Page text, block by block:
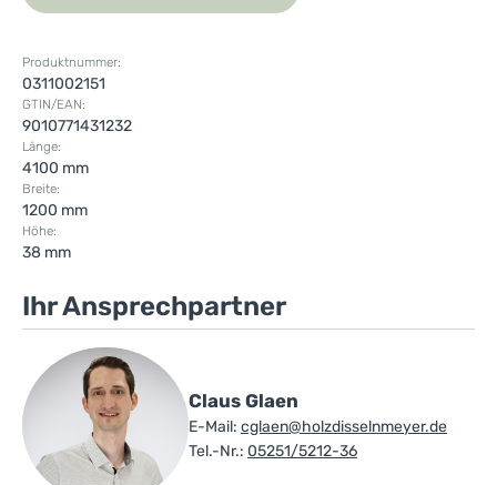
Produktnummer:
0311002151
GTIN/EAN:
9010771431232
Länge:
4100 mm
Breite:
1200 mm
Höhe:
38 mm
Ihr Ansprechpartner
Claus Glaen
E-Mail: cglaen@holzdisselnmeyer.de
Tel.-Nr.: 05251/5212-36